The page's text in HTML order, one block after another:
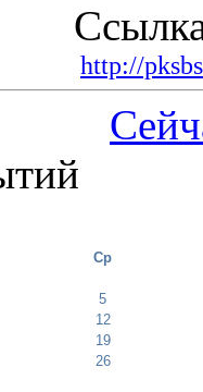
http://
Ср
5
12
19
26